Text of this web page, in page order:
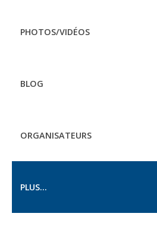
PHOTOS/VIDÉOS
BLOG
ORGANISATEURS
PLUS...